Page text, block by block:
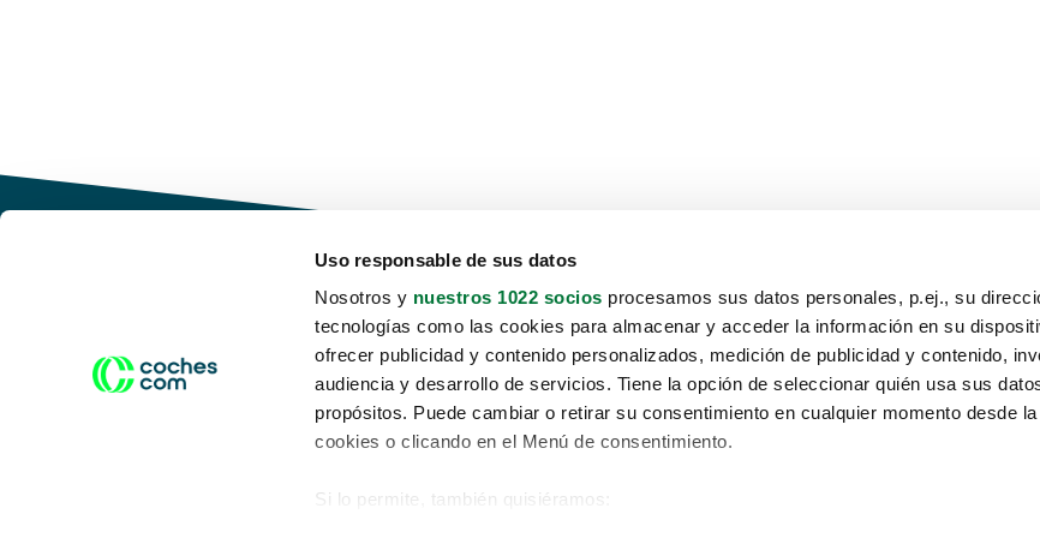
Uso responsable de sus datos
Nosotros y nuestros 1022 socios procesamos sus datos personales, p.ej., su
tecnologías como las cookies para almacenar y acceder la información en su
ofrecer publicidad y contenido personalizados, medición de publicidad y contenido,
audiencia y desarrollo de servicios. Tiene la opción de seleccionar quién usa sus
propósitos. Puede cambiar o retirar su consentimiento en cualquier momento desde
cookies o clicando en el Menú de consentimiento.
Si lo permite, también quisiéramos:
Conduce tu futuro,
desata tu movilidad